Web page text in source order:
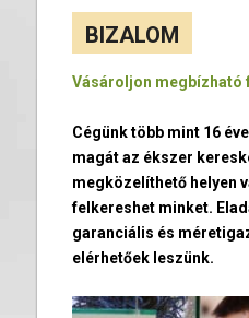
BIZALOM
Vásároljon megbízható
Cégünk több mint 16
magát az ékszer
megközelíthető helyen
felkereshet minket.
garanciális és
elérhetőek leszünk.